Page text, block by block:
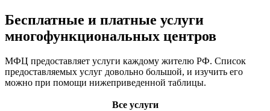
Бесплатные и платные услуги
многофункциональных центров
МФЦ предоставляет услуги каждому жителю РФ. Список
предоставляемых услуг довольно большой, и изучить его
можно при помощи нижеприведенной таблицы.
Все услуги